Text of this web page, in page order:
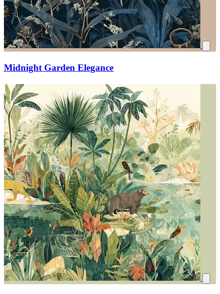
Midnight Garden Elegance